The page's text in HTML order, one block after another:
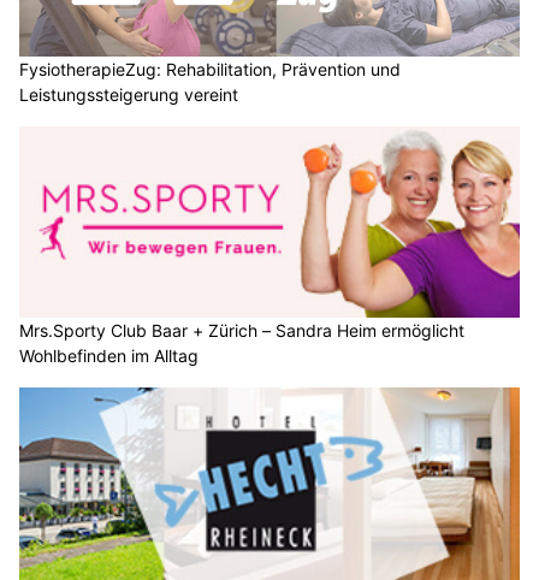
FysiotherapieZug: Rehabilitation, Prävention und
Leistungssteigerung vereint
Mrs.Sporty Club Baar + Zürich – Sandra Heim ermöglicht
Wohlbefinden im Alltag